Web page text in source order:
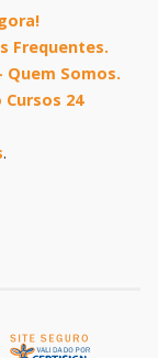
Frequentes.
Quem Somos.
24
.